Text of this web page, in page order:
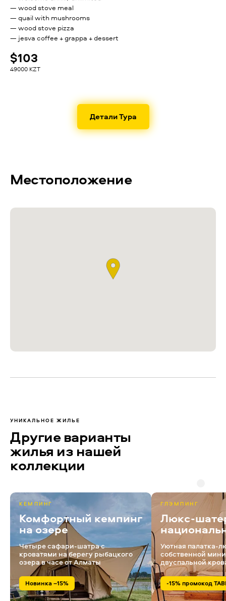
— wood stove meal
— quail with mushrooms
— wood stove pizza
— jesva coffee + grappa + dessert
$103
49000 KZT
Детали Тура
Местоположение
Другие варианты
жилья из нашей
коллекции
УНИКАЛЬНОЕ ЖИЛЬЕ
КЕМПИНГ
Комфортный кемпинг
на озере
Четыре сафари-шатра с
кроватями на берегу рыбацкого
озера в часе от Алматы
Новинка –15%
ГЛЭМПИНГ
Люкс-
Уютная палатка-
собственной
двуспальной
-15% промокод